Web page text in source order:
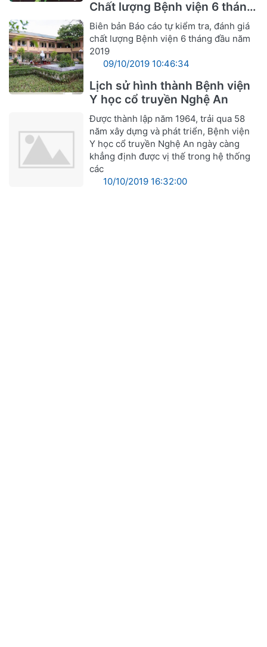
Chất lượng Bệnh viện 6 tháng
đầu năm 2019
Biên bản Báo cáo tự kiểm tra, đánh giá
chất lượng Bệnh viện 6 tháng đầu năm
2019
09/10/2019 10:46:34
Lịch sử hình thành Bệnh viện
Y học cổ truyền Nghệ An
Được thành lập năm 1964, trải qua 58
năm xây dựng và phát triển, Bệnh viện
Y học cổ truyền Nghệ An ngày càng
khẳng định được vị thế trong hệ thống
các
10/10/2019 16:32:00